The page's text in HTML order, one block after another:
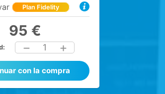
Plan Fidelity
95 €
1
con la compra